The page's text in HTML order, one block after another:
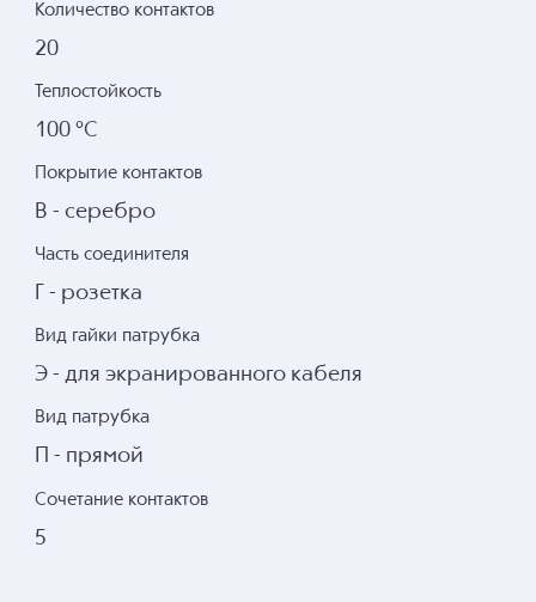
Количество контактов
20
Теплостойкость
100 °С
Покрытие контактов
В - серебро
Часть соединителя
Г - розетка
Вид гайки патрубка
Э - для экранированного кабеля
Вид патрубка
П - прямой
Сочетание контактов
5